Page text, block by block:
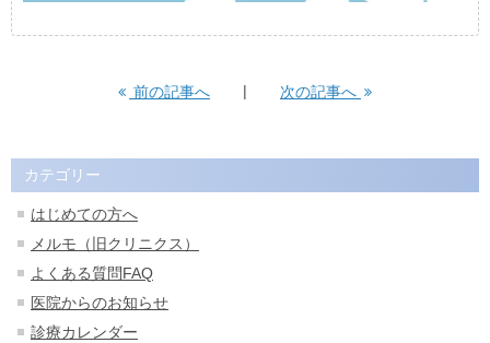
前の記事へ 次の記事へ
カテゴリー
はじめての方へ
メルモ（旧クリニクス）
よくある質問FAQ
医院からのお知らせ
診療カレンダー